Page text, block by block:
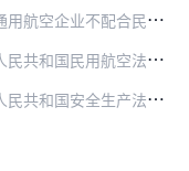
息的，由民航局或者民航地区管理局责令其限期改正，给予警告，并处3万元…
二百一十一条规定，除依照《中华人民共和国民用航空法》规定处罚外，民航…
条件的，民航地区管理局应当依法撤销其经营许可证。